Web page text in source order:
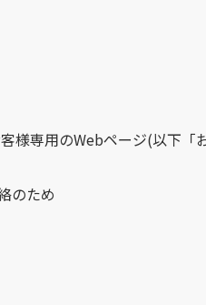
様専用のWebページ(以下
のため